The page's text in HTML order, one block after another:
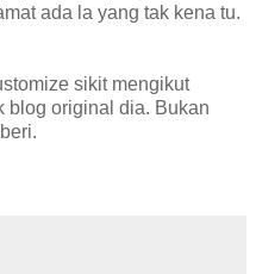
ada la yang tak kena tu.
sikit mengikut
blog original dia. Bukan